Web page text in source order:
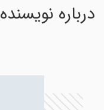
درباره نویسنده